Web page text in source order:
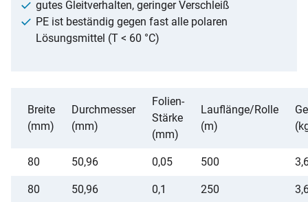
gutes Gleitverhalten, geringer Verschleiß
PE ist beständig gegen fast alle polaren
Lösungsmittel (T < 60 °C)
Breite
(mm)
Durchmesser
(mm)
Folien-
Stärke
(mm)
Lauflänge/Rolle
(m)
80 50,96 0,05 500
80 50,96 0,1 250